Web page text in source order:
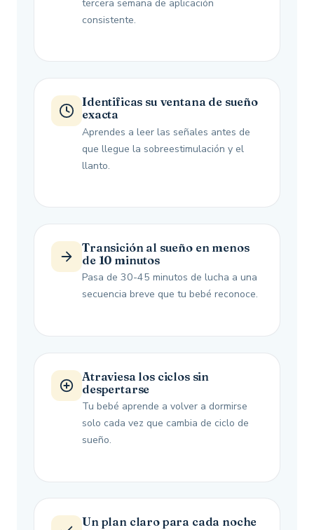
tercera semana de aplicación
consistente.
Identificas su ventana de sueño
exacta
Aprendes a leer las señales antes de
que llegue la sobreestimulación y el
llanto.
Transición al sueño en menos
de 10 minutos
Pasa de 30-45 minutos de lucha a una
secuencia breve que tu bebé reconoce.
Atraviesa los ciclos sin
despertarse
Tu bebé aprende a volver a dormirse
solo cada vez que cambia de ciclo de
sueño.
Un plan claro para cada noche